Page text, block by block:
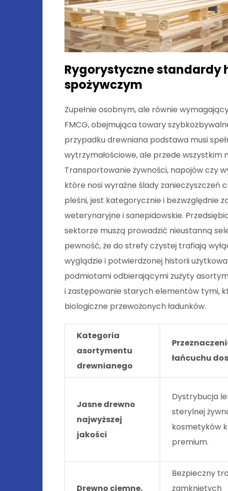
Rygorystyczne standardy
spożywczym
Zupełnie osobnym, ale równie
FMCG, obejmująca towary
przypadku drewniana podstawa musi
wytrzymałościowe, ale przede wszystkim
Transportowanie żywności, napojów czy
które nosi wyraźne ślady zanieczyszczeń
pleśni, jest kategorycznie i bezwzględnie
weterynaryjne i sanepidowskie.
sektorze muszą prowadzić nieustanną
pewność, że do strefy czystej trafiają
wyglądzie i potwierdzonej historii
podmiotami odbierającymi zużyty
i zastępowanie starych elementów tymi,
biologiczne przewożonych ładunków.
Kategoria
asortymentu
drewnianego
łańcuchu
Jasne drewno
najwyższej
jakości
Dystrybucja
sterylnej
kosmetyków
premium.
Drewno ciemne,
Bezpieczny
zamkniętych